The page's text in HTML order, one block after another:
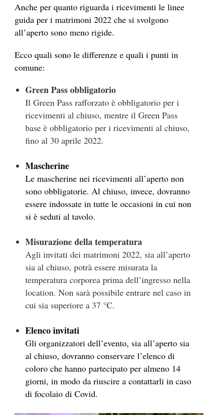
Anche per quanto riguarda i ricevimenti le linee
guida per i matrimoni 2022 che si svolgono
all’aperto sono meno rigide.
Ecco quali sono le differenze e quali i punti in
comune:
Green Pass obbligatorio
Il Green Pass rafforzato è obbligatorio per i
ricevimenti al chiuso, mentre il Green Pass
base è obbligatorio per i ricevimenti al chiuso,
fino al 30 aprile 2022.
Mascherine
Le mascherine nei ricevimenti all’aperto non
sono obbligatorie. Al chiuso, invece, dovranno
essere indossate in tutte le occasioni in cui non
si è seduti al tavolo.
Misurazione della temperatura
Agli invitati dei matrimoni 2022, sia all’aperto
sia al chiuso, potrà essere misurata la
temperatura corporea prima dell’ingresso nella
location. Non sarà possibile entrare nel caso in
cui sia superiore a 37 °C.
Elenco invitati
Gli organizzatori dell’evento, sia all’aperto sia
al chiuso, dovranno conservare l’elenco di
coloro che hanno partecipato per almeno 14
giorni, in modo da riuscire a contattarli in caso
di focolaio di Covid.